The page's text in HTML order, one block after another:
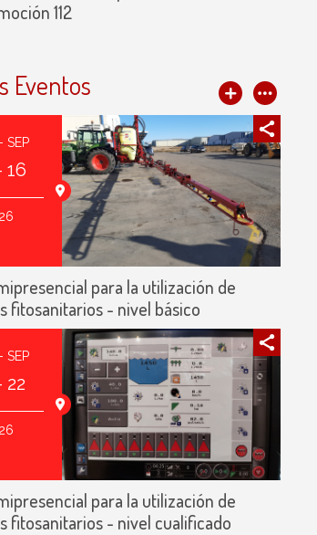
112
Eventos
SEP
16
para la utilización de
fitosanitarios - nivel básico
SEP
22
para la utilización de
fitosanitarios - nivel cualificado